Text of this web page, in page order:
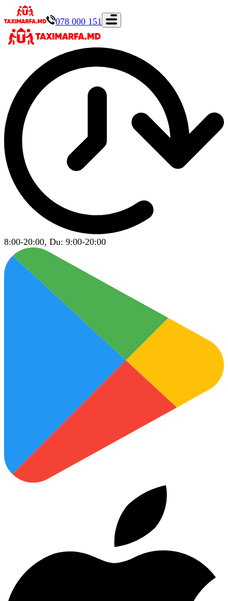
078 000 151
8:00-20:00, Du: 9:00-20:00